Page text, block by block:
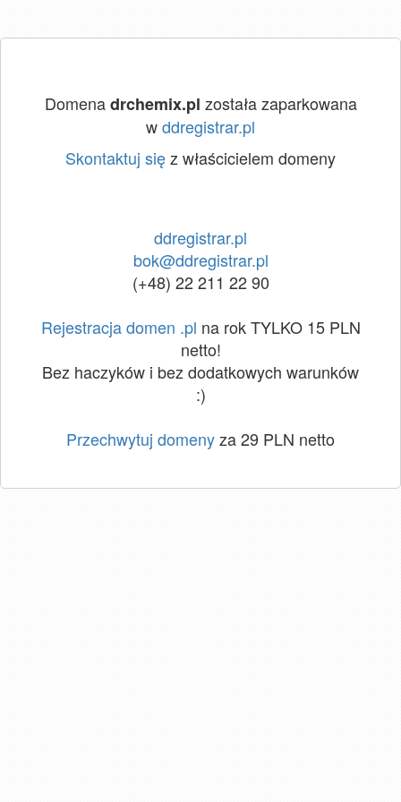
Domenadrchemix.pl została zaparkowana
wddregistrar.pl
Skontaktuj sięz właścicielem domeny
ddregistrar.pl
bok@ddregistrar.pl
(+48) 22 211 22 90
Rejestracja domen .pl na rok TYLKO 15 PLN
netto!
Bez haczyków i bez dodatkowych warunków
:)
Przechwytuj domenyza 29 PLN netto